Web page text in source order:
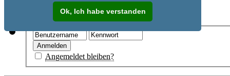
Ok, Ich habe verstanden
Registrieren
Angemeldet bleiben?